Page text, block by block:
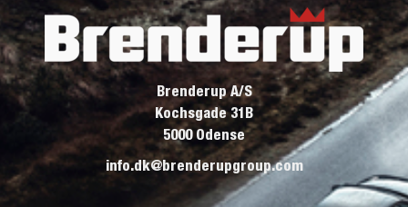
Brenderup A/S
Kochsgade 31B
5000 Odense
info.dk@brenderupgroup.com